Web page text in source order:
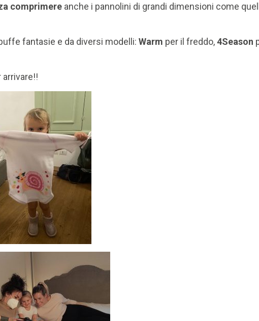
comprimere anche i pannolini di grandi dimensioni come
fantasie e da diversi modelli: Warm per il freddo,4Season
arrivare!!